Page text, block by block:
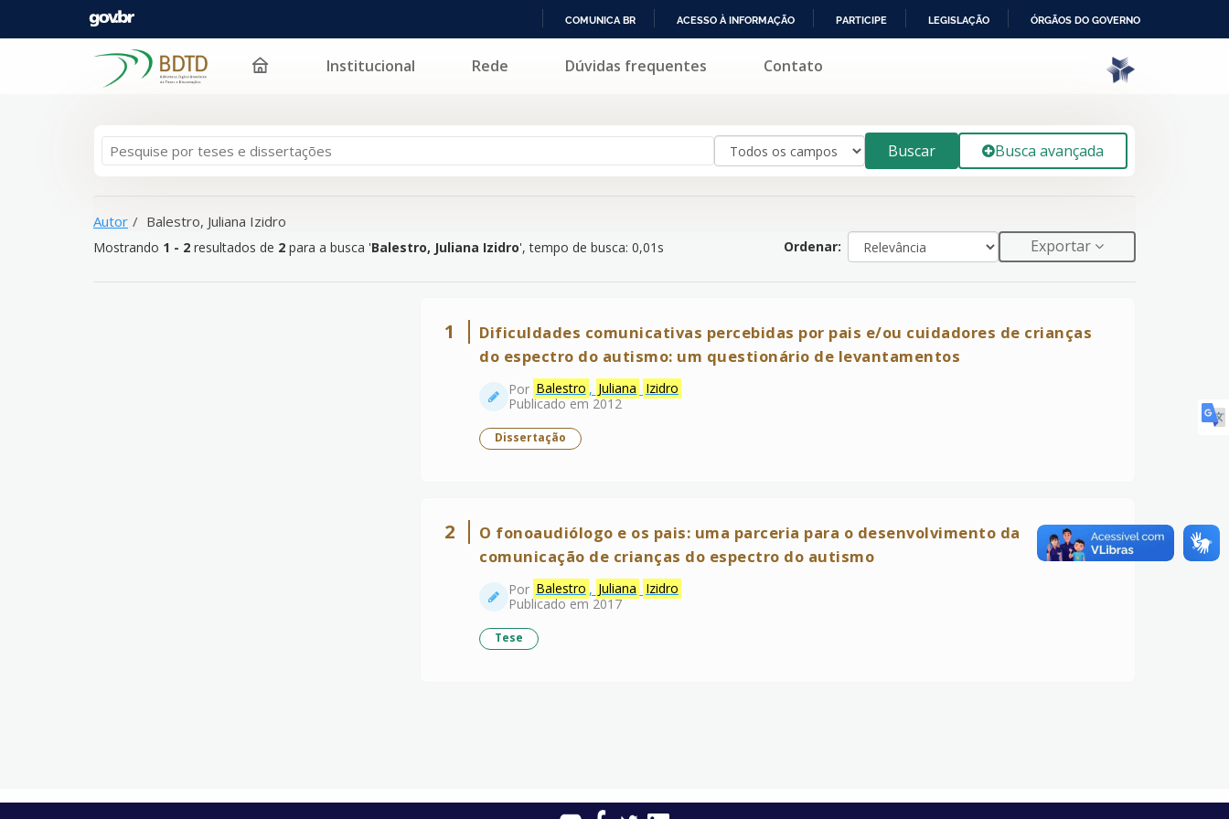
PARA
COMUNICA BR ACESSO À INFORMAÇÃO PARTICIPE LEGISLAÇÃO ÓRGÃOS DO GOVERNO
resultados de2para a busca ' Balestro, Juliana Izidro
Pular para o conteúdo Institucional Rede Dúvidas frequentes Contato
Buscar Busca avançada
Autor Balestro, Juliana Izidro
Mostrando 1 - 2 resultados de 2 para a busca 'Balestro, Juliana Izidro', tempo de busca: 0,01s Ordenar: Exportar
1
Dificuldades comunicativas percebidas por pais e/ou cuidadores de crianças
do espectro do autismo: um questionário de levantamentos
Por Balestro , Juliana
Izidro
Publicado em 2012
Dissertação
2
O fonoaudiólogo e os pais: uma parceria para o desenvolvimento da
comunicação de crianças do espectro do autismo
Por Balestro , Juliana
Izidro
Publicado em 2017
Tese